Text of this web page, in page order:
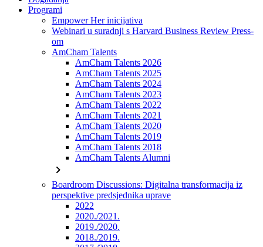
Programi
Empower Her inicijativa
Webinari u suradnji s Harvard Business Review Press-
om
AmCham Talents
AmCham Talents 2026
AmCham Talents 2025
AmCham Talents 2024
AmCham Talents 2023
AmCham Talents 2022
AmCham Talents 2021
AmCham Talents 2020
AmCham Talents 2019
AmCham Talents 2018
AmCham Talents Alumni
chevron_right
Boardroom Discussions: Digitalna transformacija iz
perspektive predsjednika uprave
2022
2020./2021.
2019./2020.
2018./2019.